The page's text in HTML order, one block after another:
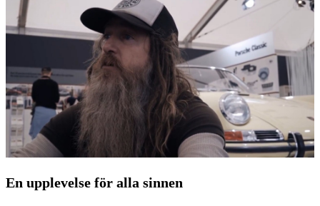
En upplevelse för alla sinnen